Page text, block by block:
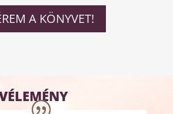
A KÖNYVET!